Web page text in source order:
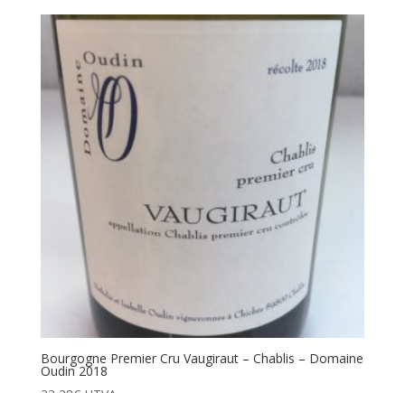
Bourgogne Premier Cru Vaugiraut – Chablis – Domaine
Oudin 2018